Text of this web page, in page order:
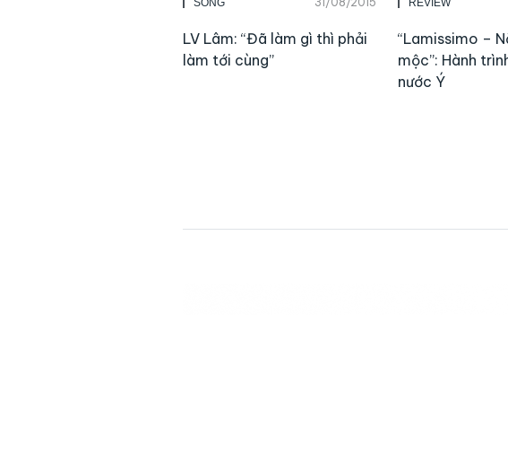
LV Lâm: “Đã làm gì thì phải
làm tới cùng”
“Lamissimo –
mộc”: Hành
nước Ý